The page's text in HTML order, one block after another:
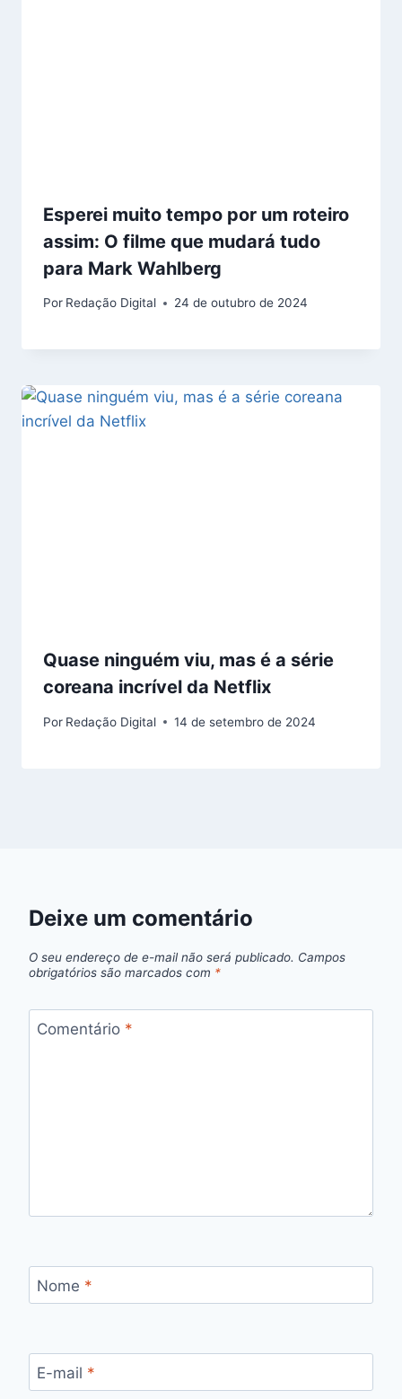
Esperei muito tempo por um roteiro
assim: O filme que mudará tudo
para Mark Wahlberg
Por Redação Digital 24 de outubro de 2024
Quase ninguém viu, mas é a série
coreana incrível da Netflix
Por Redação Digital 14 de setembro de 2024
Deixe um comentário
O seu endereço de e-mail não será publicado. Campos
obrigatórios são marcados com *
Comentário *
Nome *
E-mail *